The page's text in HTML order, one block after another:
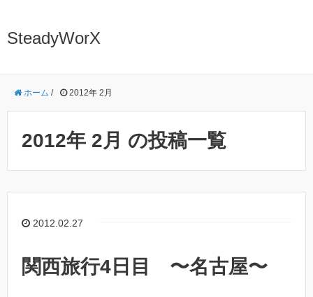
SteadyWorX
ホーム / 2012年 2月
2012年 2月 の投稿一覧
2012.02.27
関西旅行4日目 〜名古屋〜